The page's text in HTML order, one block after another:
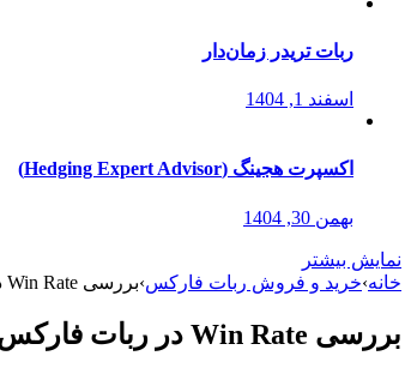
ربات تریدر زمان‌دار
اسفند 1, 1404
اکسپرت هجینگ (Hedging Expert Advisor)
بهمن 30, 1404
نمایش بیشتر
خانه›خرید و فروش ربات فارکس›بررسی Win Rate در ربات فارکس
بررسی Win Rate در ربات فارکس